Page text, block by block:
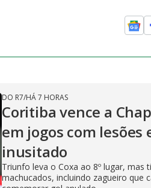
DO R7/HÁ 7 HORAS
Coritiba vence a
em jogos com lesões
inusitado
Triunfo leva o Coxa ao 8º lugar, mas
machucados, incluindo zagueiro que